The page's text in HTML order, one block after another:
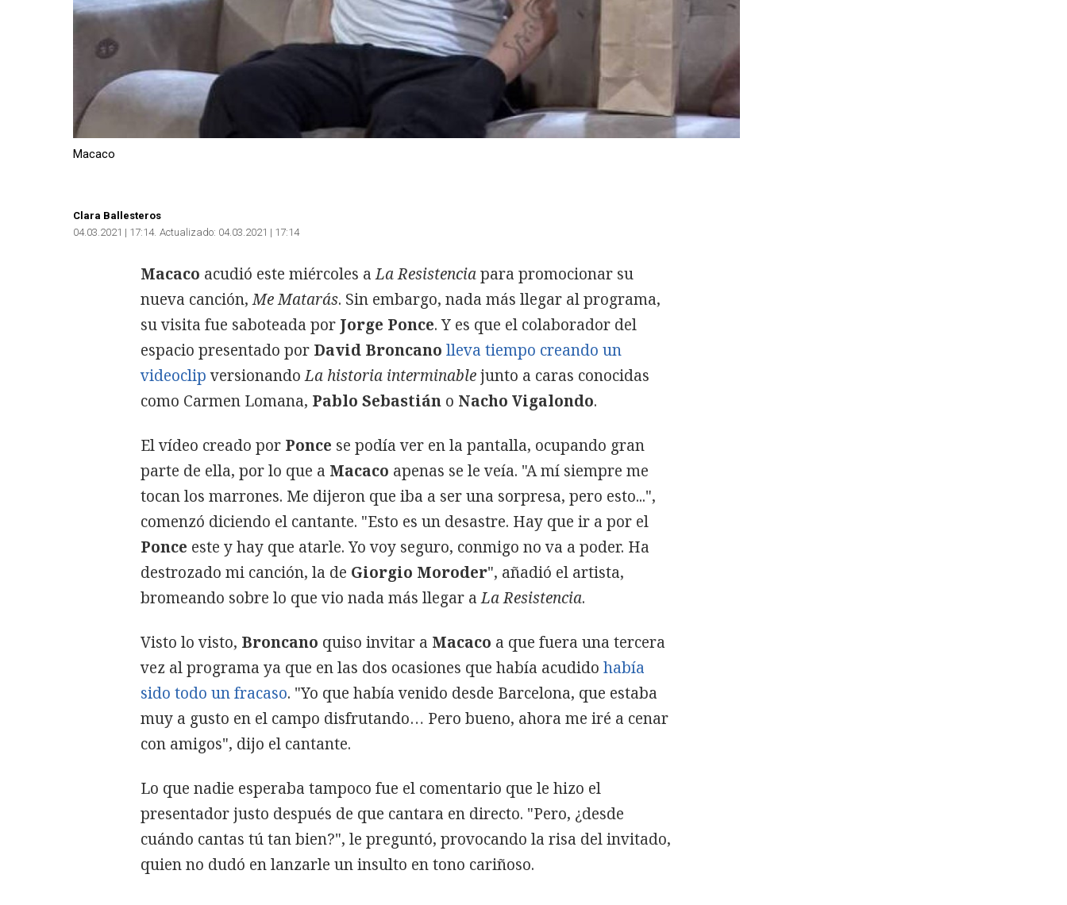
Macaco
Clara Ballesteros
04.03.2021 | 17:14 Actualizado: 04.03.2021 | 17:14
Macaco acudió este miércoles aLa Resistenciapara promocionar su
nueva canción,Me Matarás. Sin embargo, nada más llegar al programa,
su visita fue saboteada por Jorge Ponce. Y es que el colaborador del
espacio presentado por David Broncano lleva tiempo creando un
videoclipversionandoLa historia interminablejunto a caras conocidas
como Carmen Lomana, Pablo Sebastián o Nacho Vigalondo.
El vídeo creado por Ponce se podía ver en la pantalla, ocupando gran
parte de ella, por lo que a Macaco apenas se le veía. "A mí siempre me
tocan los marrones. Me dijeron que iba a ser una sorpresa, pero esto...",
comenzó diciendo el cantante. "Esto es un desastre. Hay que ir a por el
Ponce este y hay que atarle. Yo voy seguro, conmigo no va a poder. Ha
destrozado mi canción, la de Giorgio Moroder", añadió el artista,
bromeando sobre lo que vio nada más llegar aLa Resistencia.
Visto lo visto, Broncano quiso invitar a Macaco a que fuera una tercera
vez al programa ya que en las dos ocasiones que había acudido había
sido todo un fracaso. "Yo que había venido desde Barcelona, que estaba
muy a gusto en el campo disfrutando… Pero bueno, ahora me iré a cenar
con amigos", dijo el cantante.
Lo que nadie esperaba tampoco fue el comentario que le hizo el
presentador justo después de que cantara en directo. "Pero, ¿desde
cuándo cantas tú tan bien?", le preguntó, provocando la risa del invitado,
quien no dudó en lanzarle un insulto en tono cariñoso.